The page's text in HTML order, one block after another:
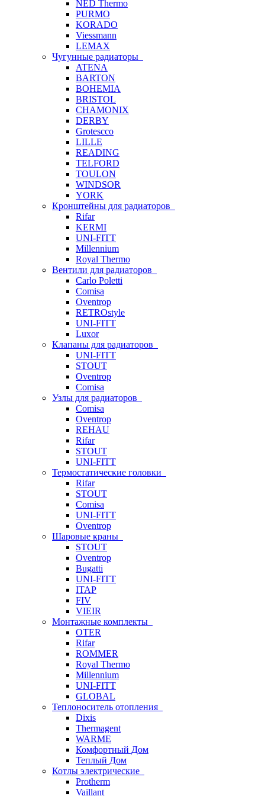
NED Thermo
PURMO
KORADO
Viessmann
LEMAX
Чугунные радиаторы
ATENA
BARTON
BOHEMIA
BRISTOL
CHAMONIX
DERBY
Grotescco
LILLE
READING
TELFORD
TOULON
WINDSOR
YORK
Кронштейны для радиаторов
Rifar
KERMI
UNI-FITT
Millennium
Royal Thermo
Вентили для радиаторов
Carlo Poletti
Comisa
Oventrop
RETROstyle
UNI-FITT
Luxor
Клапаны для радиаторов
UNI-FITT
STOUT
Oventrop
Comisa
Узлы для радиаторов
Comisa
Oventrop
REHAU
Rifar
STOUT
UNI-FITT
Термостатические головки
Rifar
STOUT
Comisa
UNI-FITT
Oventrop
Шаровые краны
STOUT
Oventrop
Bugatti
UNI-FITT
ITAP
FIV
VIEIR
Монтажные комплекты
OTER
Rifar
ROMMER
Royal Thermo
Millennium
UNI-FITT
GLOBAL
Теплоноситель отопления
Dixis
Thermagent
WARME
Комфортный Дом
Теплый Дом
Котлы электрические
Protherm
Vaillant